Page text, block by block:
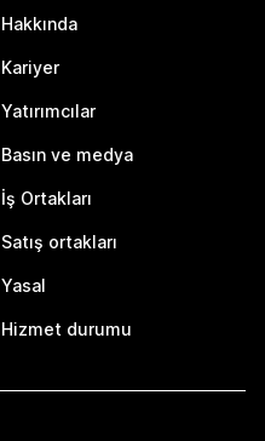
Hakkında
Kariyer
Yatırımcılar
Basın ve medya
İş Ortakları
Satış ortakları
Yasal
Hizmet durumu